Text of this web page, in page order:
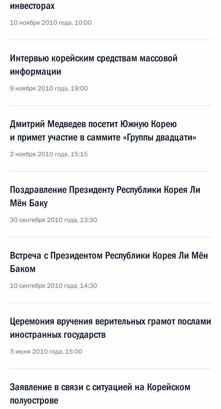
инвесторах
10 ноября 2010 года, 10:00
Интервью корейским средствам массовой
информации
9 ноября 2010 года, 19:00
Дмитрий Медведев посетит Южную Корею
и примет участие в саммите «Группы двадцати»
2 ноября 2010 года, 15:15
Поздравление Президенту Республики Корея Ли
Мён Баку
30 сентября 2010 года, 13:30
Встреча с Президентом Республики Корея Ли Мён
Баком
10 сентября 2010 года, 14:30
Церемония вручения верительных грамот послами
иностранных государств
3 июня 2010 года, 15:00
Заявление в связи с ситуацией на Корейском
полуострове